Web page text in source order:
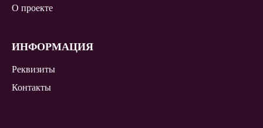
О проекте
ИНФОРМАЦИЯ
Реквизиты
Контакты